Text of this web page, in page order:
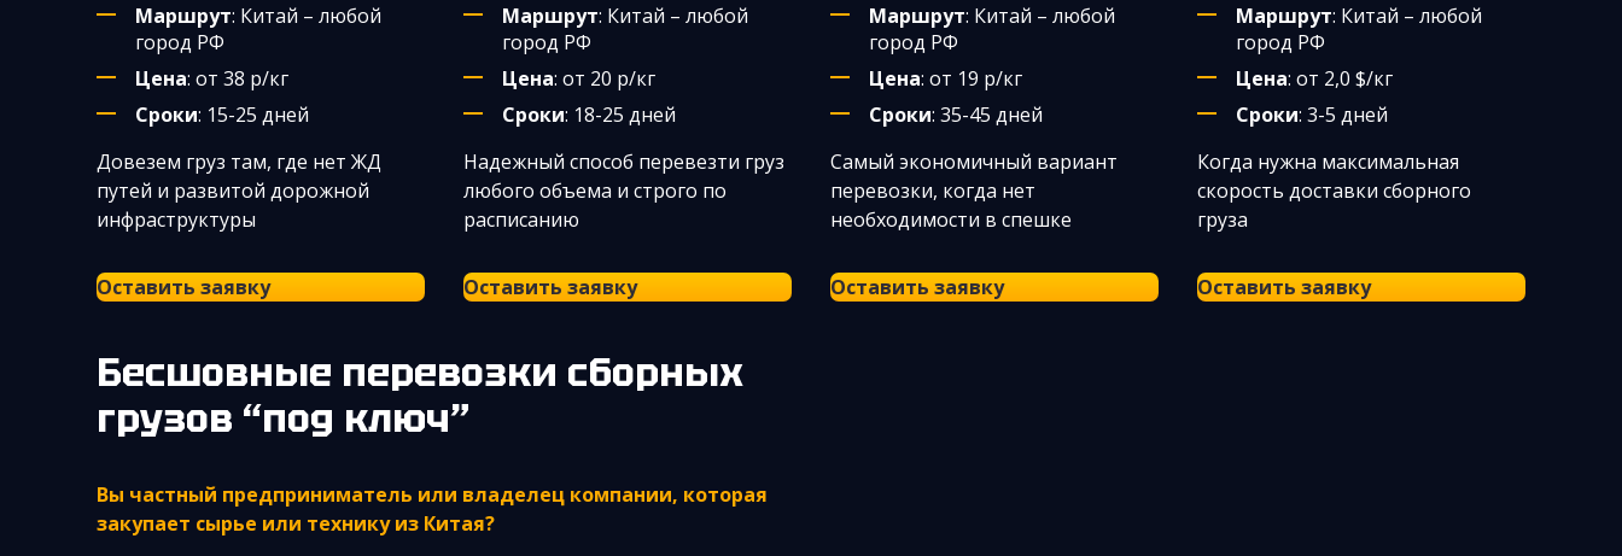
Маршрут: Китай – любой
город РФ
Цена: от 38 р/кг
Сроки: 15-25 дней
Довезем груз там, где нет ЖД
путей и развитой дорожной
инфраструктуры
Оставить заявку
Маршрут: Китай – любой
город РФ
Цена: от 20 р/кг
Сроки: 18-25 дней
Надежный способ перевезти груз
любого объема и строго по
расписанию
Оставить заявку
Маршрут: Китай – любой
город РФ
Цена: от 19 р/кг
Сроки: 35-45 дней
Самый экономичный вариант
перевозки, когда нет
необходимости в спешке
Оставить заявку
Маршрут: Китай – любой
город РФ
Цена: от 2,0 $/кг
Сроки: 3-5 дней
Когда нужна максимальная
скорость доставки сборного
груза
Оставить заявку
Бесшовные перевозки сборных
грузов “под ключ”
Вы частный предприниматель или владелец компании, которая
закупает сырье или технику из Китая?